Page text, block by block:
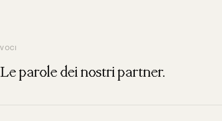
VOCI
Le parole dei nostri partner.